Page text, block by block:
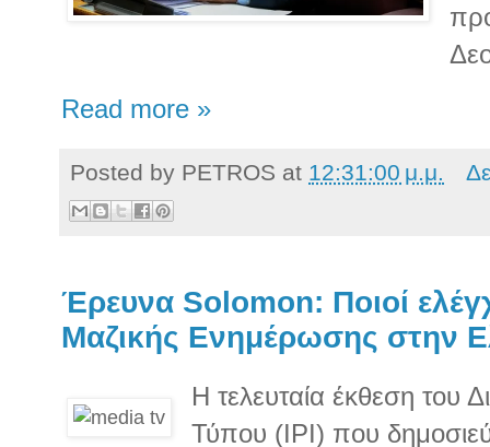
Read more »
Posted by PETROS at 12:31:00 μ.μ.
Έρευνα Solomon: Ποιοί
Μαζικής Ενημέρωσης στην
Η τελευταία έκθεση του
Τύπου (IPI) που